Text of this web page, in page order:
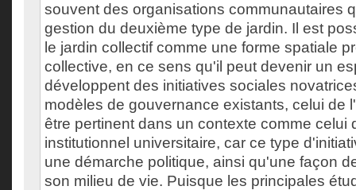
souvent des organisations communautaires
gestion du deuxième type de jardin. Il est
le jardin collectif comme une forme spatiale
collective, en ce sens qu'il peut devenir un
développent des initiatives sociales
modèles de gouvernance existants, celui de
être pertinent dans un contexte comme celui
institutionnel universitaire, car ce type
une démarche politique, ainsi qu'une façon
son milieu de vie. Puisque les principales